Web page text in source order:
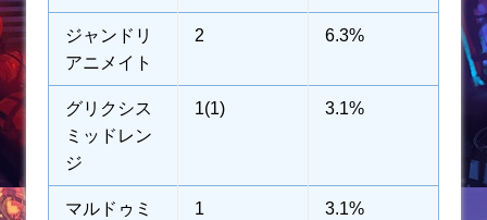
ジャンドリ
アニメイト
2 6.3%
グリクシス
ミッドレン
ジ
1(1) 3.1%
マルドゥミ
1 3.1%